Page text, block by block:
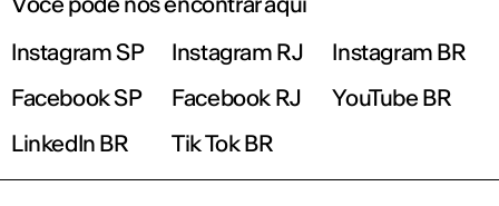
Instagram SP
Instagram RJ
Instagram BR
Facebook SP
Facebook RJ
YouTube BR
LinkedIn BR
Tik Tok BR